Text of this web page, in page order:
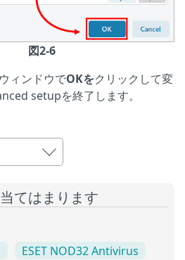
図2-6
ィンドウでOKをクリックして変
setupを終了します。
てはまります
ESET NOD32 Antivirus